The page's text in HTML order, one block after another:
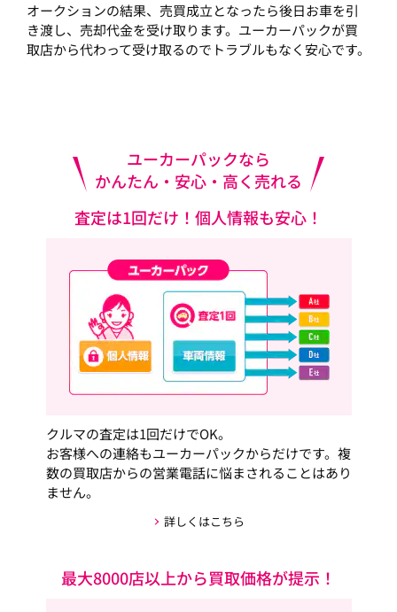
オークションの結果、売買成立となったら後日お車を引
き渡し、売却代金を受け取ります。ユーカーパックが買
取店から代わって受け取るのでトラブルもなく安心です。
ユーカーパックなら
かんたん・安心・高く売れる
査定は1回だけ！個人情報も安心！
クルマの査定は1回だけでOK。
お客様への連絡もユーカーパックからだけです。複
数の買取店からの営業電話に悩まされることはあり
ません。
詳しくはこちら
最大8000店以上から買取価格が提示！